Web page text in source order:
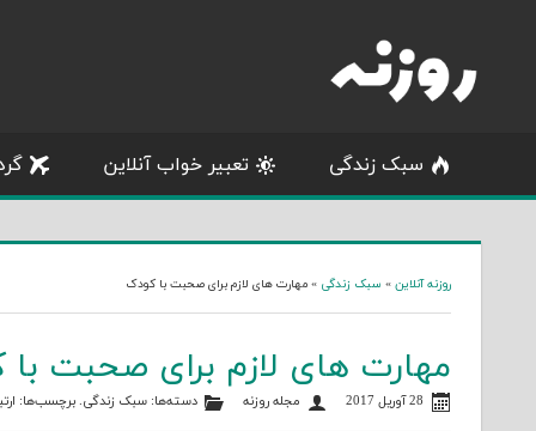
content
سبک زندگی تعبیر خواب آنلاین
روزنه آنلاین » سبک زندگی »مهارت های لازم برای صحبت با کودک
مهارت های لازم برای صحبت
28 آوریل 2017 مجله روزنه دسته‌ها:سبک زندگی. برچسب‌ها: